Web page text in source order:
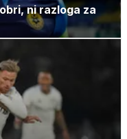
ni razloga za